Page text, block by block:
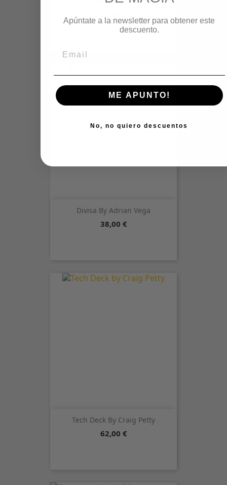
Divisa By Adrian Vega
Precio
38,00 €
Tech Deck By Craig Petty
Precio
62,00 €
Apúntate a la newsletter para obtener este
descuento.
ME APUNTO!
No, no quiero descuentos